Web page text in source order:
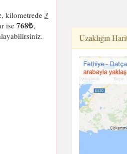
kilometrede3
ise 768 ,
Uzaklığın